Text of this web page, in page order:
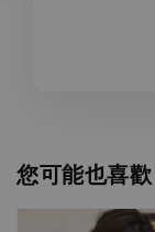
您可能也喜歡